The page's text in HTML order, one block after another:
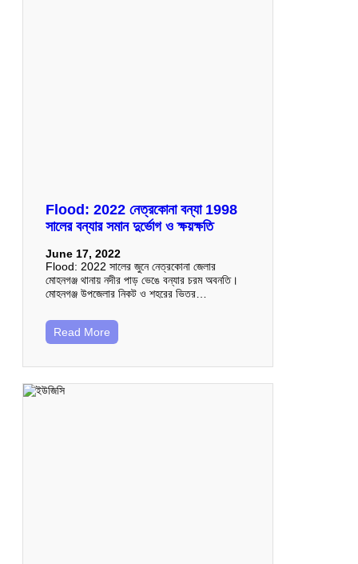
Flood: 2022 নেত্রকোনা বন্যা 1998
সালের বন্যার সমান দুর্ভোগ ও ক্ষয়ক্ষতি
June 17, 2022
Flood: 2022 সালের জুনে নেত্রকোনা জেলার
মোহনগঞ্জ থানায় নদীর পাড় ভেঙে বন্যার চরম অবনতি।
মোহনগঞ্জ উপজেলার নিকট ও শহরের ভিতর…
Read More